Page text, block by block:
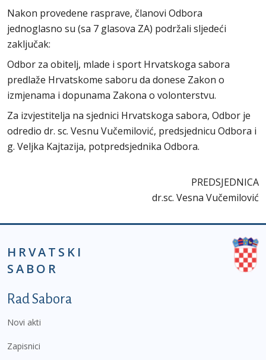
Nakon provedene rasprave, članovi Odbora
jednoglasno su (sa 7 glasova ZA) podržali sljedeći
zaključak:
Odbor za obitelj, mlade i sport Hrvatskoga sabora
predlaže Hrvatskome saboru da donese Zakon o
izmjenama i dopunama Zakona o volonterstvu.
Za izvjestitelja na sjednici Hrvatskoga sabora, Odbor je
odredio dr. sc. Vesnu Vučemilović, predsjednicu Odbora i
g. Veljka Kajtazija, potpredsjednika Odbora.
PREDSJEDNICA
dr.sc. Vesna Vučemilović
HRVATSKI
SABOR
Podnožje prvi izbornik
Rad Sabora
Novi akti
Zapisnici